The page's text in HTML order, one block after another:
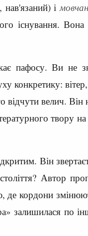
нав'язаний) і
існування.
пафосу. Ви не
конкретику:
відчути велич.
твору
Він
Автор
де кордони
залишилася по